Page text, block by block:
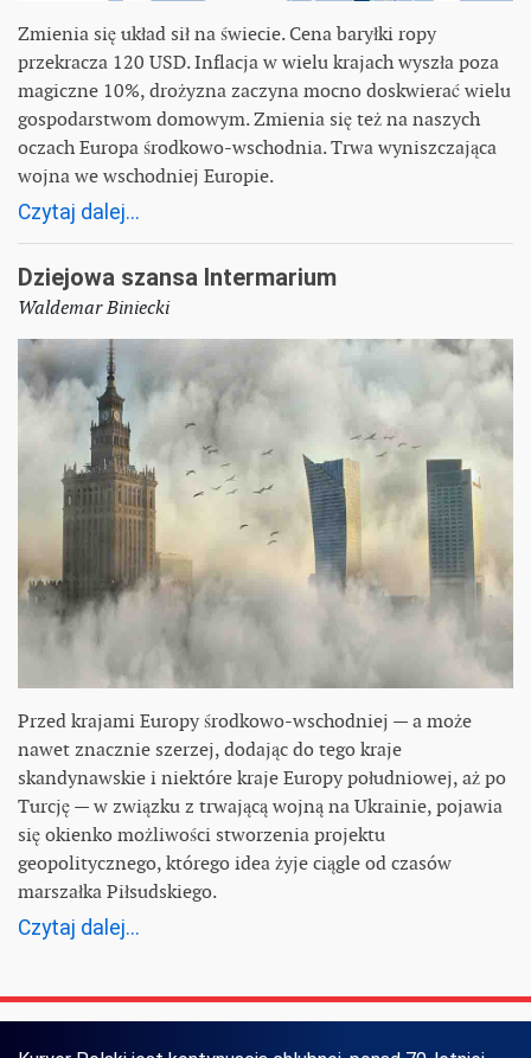
Zmienia się układ sił na świecie. Cena baryłki ropy
przekracza 120 USD. Inflacja w wielu krajach wyszła poza
magiczne 10%, drożyzna zaczyna mocno doskwierać wielu
gospodarstwom domowym. Zmienia się też na naszych
oczach Europa środkowo-wschodnia. Trwa wyniszczająca
wojna we wschodniej Europie.
Czytaj dalej...
Dziejowa szansa Intermarium
Waldemar Biniecki
Przed krajami Europy środkowo-wschodniej — a może
nawet znacznie szerzej, dodając do tego kraje
skandynawskie i niektóre kraje Europy południowej, aż po
Turcję — w związku z trwającą wojną na Ukrainie, pojawia
się okienko możliwości stworzenia projektu
geopolitycznego, którego idea żyje ciągle od czasów
marszałka Piłsudskiego.
Czytaj dalej...